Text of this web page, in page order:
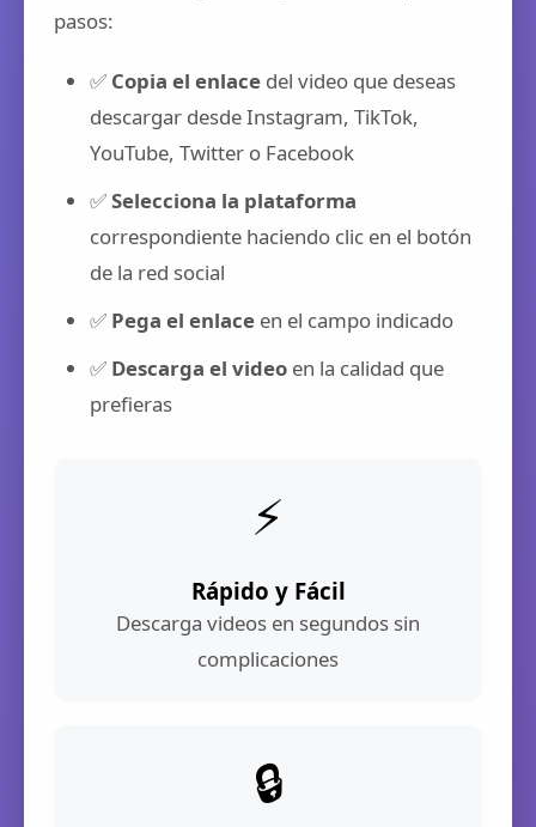
pasos:
✅ Copia el enlace del video que deseas
descargar desde Instagram, TikTok,
YouTube, Twitter o Facebook
✅Selecciona la plataforma
correspondiente haciendo clic en el botón
de la red social
✅ Pega el enlace en el campo indicado
✅ Descarga el video en la calidad que
prefieras
⚡
Rápido y Fácil
Descarga videos en segundos sin
complicaciones
🔒